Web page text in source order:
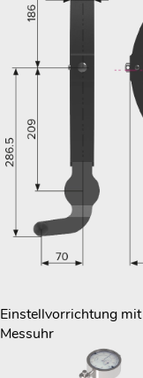
Einstellvorrichtung mit
Messuhr